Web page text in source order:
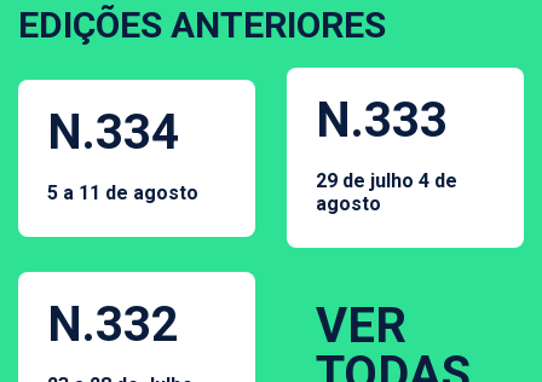
EDIÇÕES ANTERIORES
N.334
5 a 11 de agosto
N.333
29 de julho 4 de
agosto
N.332
VER